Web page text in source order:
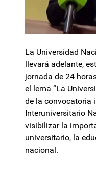
La Universidad
llevará adelante,
jornada de 24
el lema “La
de la convocatoria
Interuniversitario
visibilizar la
universitario, la
nacional.